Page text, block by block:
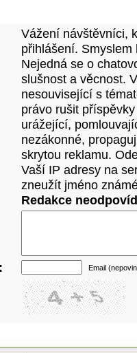
Vážení návštěvníci,
přihlášení.
Nejedná se o
slušnost a věcnost.
nesouvisející s
právo rušit
urážející,
nezákonné,
skrytou reklamu.
Vaší IP adresy na
zneužít jméno
Redakce
Email